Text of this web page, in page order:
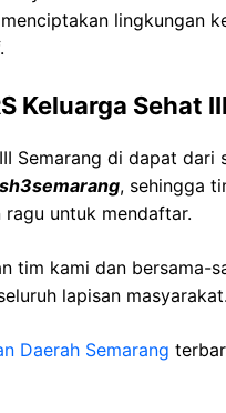
lingkungan
Keluarga Sehat
III Semarang di dapat dari
, sehingga
untuk mendaftar.
tim kami dan bersama-
lapisan masyarakat.
Daerah Semarang